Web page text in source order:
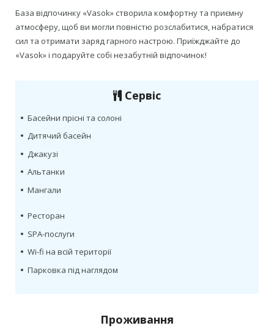
База відпочинку «Vasok» створила комфортну та приємну
атмосферу, щоб ви могли повністю розслабитися, набратися
сил та отримати заряд гарного настрою. Приїжджайте до
«Vasok» і подаруйте собі незабутній відпочинок!
Сервіс
• Басейни прісні та солоні
• Дитячий басейн
• Джакузі
• Альтанки
• Мангали
• Ресторан
• SPA-послуги
• Wi-fi на всій території
• Парковка під наглядом
Проживання